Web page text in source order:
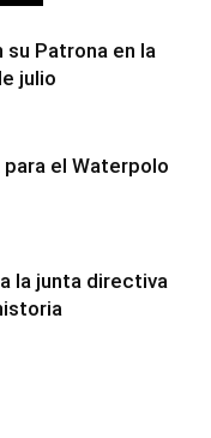
su Patrona en la
julio
el Waterpolo
la junta directiva